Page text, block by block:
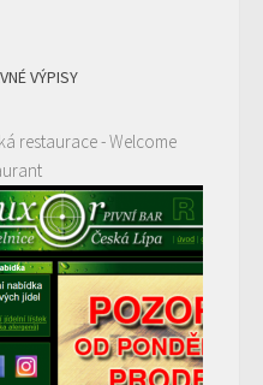
VÝPISY
restaurace - Welcome